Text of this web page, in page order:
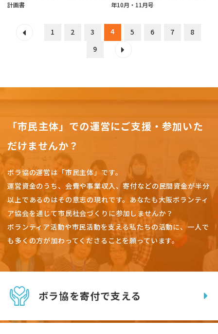
計画書
年10月・11月号
1 2 3 4 5 6 7
8
9
「市民主体」での運営にご支援・参加いた
だけませんか？
ボラ協の運営は「市民主体」です。
運営資金のうち、会費や事業収入、寄付などの民間資金が半分
以上であるのはその意志の現れです。 あなたも大阪ボランティ
ア協会を通じて市民社会づくりに参加しませんか？
ボランティア活動や市民活動を支える私たちの活動に、一人で
も多くの方が加わってくださることを願っています。
ボラ協を寄付で支える